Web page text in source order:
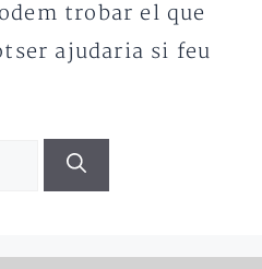
trobar el que
ajudaria si feu